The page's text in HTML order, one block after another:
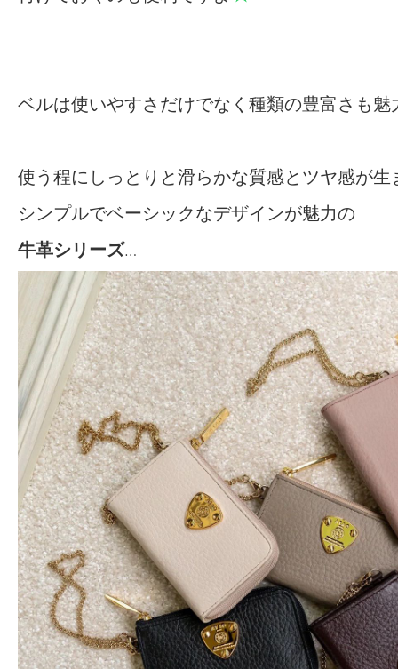
ベルは使いやすさだけでなく種類の豊富さも魅
使う程にしっとりと滑らかな質感とツヤ感が生
シンプルでベーシックなデザインが魅力の
牛革シリーズ…